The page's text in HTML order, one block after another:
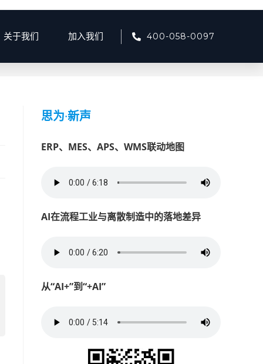
关于我们 加入我们 400-058-0097
2025 > 6月 > 产品资讯 AI赋能企业知识管理的关键路径
思为·新声
ERP、MES、APS、WMS联动地图
AI在流程工业与离散制造中的落地差异
从“AI+”到“+AI”